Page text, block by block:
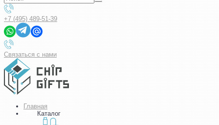
+7 (495) 489-51-39
Связаться с нами
Главная
Каталог